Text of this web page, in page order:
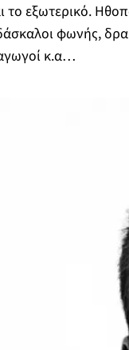
το εξωτερικό.
φωνής,
κ.α…